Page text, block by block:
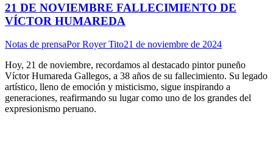
21 DE NOVIEMBRE FALLECIMIENTO DE
VÍCTOR HUMAREDA
Notas de prensaPorRoyer Tito21 de noviembre de 2024
Hoy, 21 de noviembre, recordamos al destacado pintor puneño
Víctor Humareda Gallegos, a 38 años de su fallecimiento. Su legado
artístico, lleno de emoción y misticismo, sigue inspirando a
generaciones, reafirmando su lugar como uno de los grandes del
expresionismo peruano.